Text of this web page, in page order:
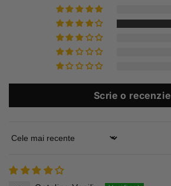
Scrie o recenzie
Sort by